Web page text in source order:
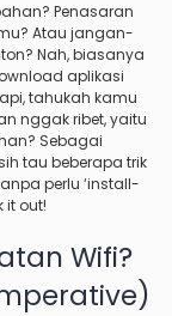
Penasaran
Atau jangan-
Nah, biasanya
aplikasi
tahukah kamu
nggak ribet, yaitu
Sebagai
tau beberapa trik
perlu ‘install-
it out!
Wifi?